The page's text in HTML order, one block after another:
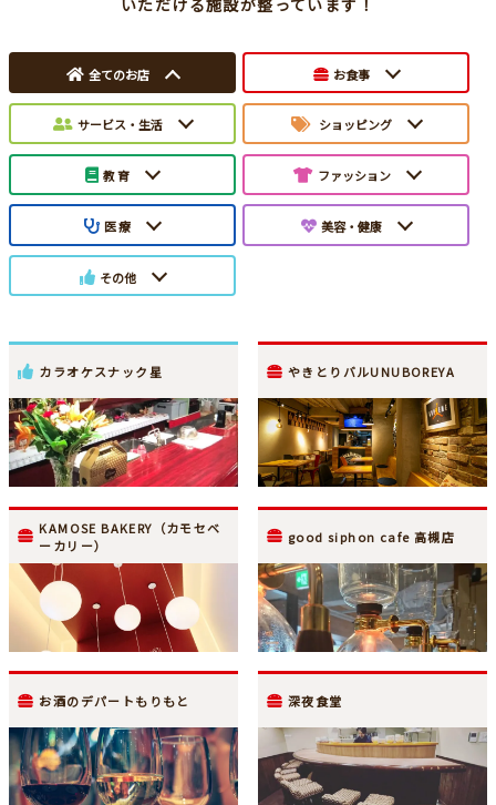
全てのお店 お食事
サービス・生活 ショッピング
教 育 ファッション
医 療 美容・健康
その他
カラオケスナック星 やきとりバルUNUBOREYA
KAMOSE BAKERY（カモセベ
ーカリー）
good siphon cafe 高槻店
お酒のデパートもりもと 深夜食堂